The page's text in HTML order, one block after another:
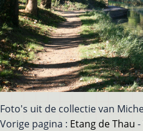
Foto's uit de collectie van
Vorige pagina : Etang de Thau -